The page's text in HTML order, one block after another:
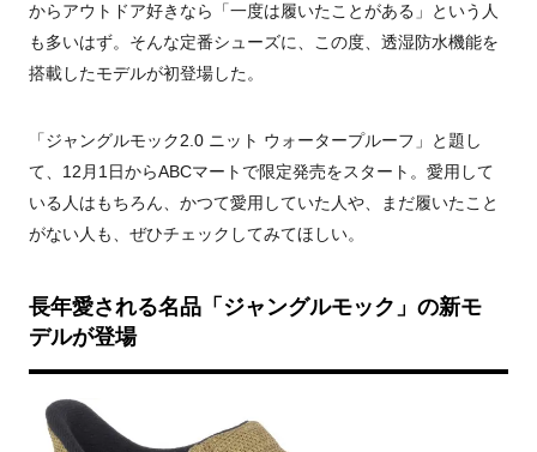
からアウトドア好きなら「一度は履いたことがある」という人
も多いはず。そんな定番シューズに、この度、透湿防水機能を
搭載したモデルが初登場した。
「ジャングルモック2.0 ニット ウォータープルーフ」と題し
て、12月1日からABCマートで限定発売をスタート。愛用して
いる人はもちろん、かつて愛用していた人や、まだ履いたこと
がない人も、ぜひチェックしてみてほしい。
長年愛される名品「ジャングルモック」の新モ
デルが登場